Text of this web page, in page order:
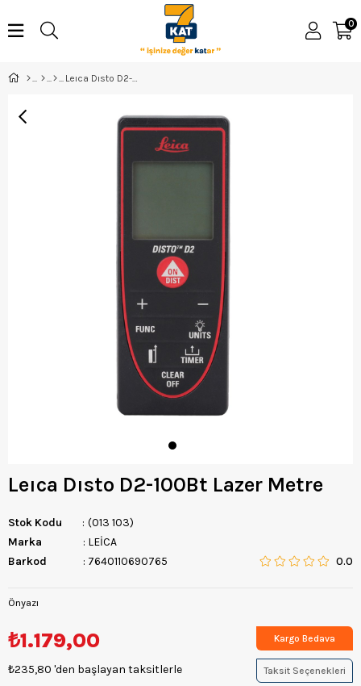
0
Leıca Dısto D2-100Bt Lazer Metre
Stok Kodu
(013 103)
Marka
: LEİCA
Barkod
: 7640110690765 0.0
Önyazı
₺1.179,00
₺235,80 'den başlayan taksitlerle
Kargo Bedava
Taksit Seçenekleri